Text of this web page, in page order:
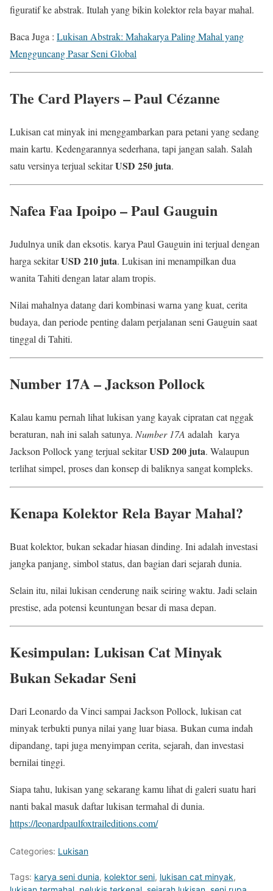
figuratif ke abstrak. Itulah yang bikin kolektor rela bayar mahal.
Baca Juga : Lukisan Abstrak: Mahakarya Paling Mahal yang
Mengguncang Pasar Seni Global
The Card Players – Paul Cézanne
Lukisan cat minyak ini menggambarkan para petani yang sedang
main kartu. Kedengarannya sederhana, tapi jangan salah. Salah
satu versinya terjual sekitarUSD 250 juta.
Nafea Faa Ipoipo – Paul Gauguin
Judulnya unik dan eksotis. karya Paul Gauguin ini terjual dengan
harga sekitarUSD 210 juta. Lukisan ini menampilkan dua
wanita Tahiti dengan latar alam tropis.
Nilai mahalnya datang dari kombinasi warna yang kuat, cerita
budaya, dan periode penting dalam perjalanan seni Gauguin saat
tinggal di Tahiti.
Number 17A – Jackson Pollock
Kalau kamu pernah lihat lukisan yang kayak cipratan cat nggak
beraturan, nah ini salah satunya. Number 17A adalah karya
Jackson Pollock yang terjual sekitarUSD 200 juta. Walaupun
terlihat simpel, proses dan konsep di baliknya sangat kompleks.
Kenapa Kolektor Rela Bayar Mahal?
Buat kolektor, bukan sekadar hiasan dinding. Ini adalah investasi
jangka panjang, simbol status, dan bagian dari sejarah dunia.
Selain itu, nilai lukisan cenderung naik seiring waktu. Jadi selain
prestise, ada potensi keuntungan besar di masa depan.
Kesimpulan: Lukisan Cat Minyak
Bukan Sekadar Seni
Dari Leonardo da Vinci sampai Jackson Pollock, lukisan cat
minyak terbukti punya nilai yang luar biasa. Bukan cuma indah
dipandang, tapi juga menyimpan cerita, sejarah, dan investasi
bernilai tinggi.
Siapa tahu, lukisan yang sekarang kamu lihat di galeri suatu hari
nanti bakal masuk daftar lukisan termahal di dunia.
https://leonardpaulfoxtraileditions.com/
Categories: Lukisan
Tags: karya seni dunia, kolektor seni, lukisan cat minyak,